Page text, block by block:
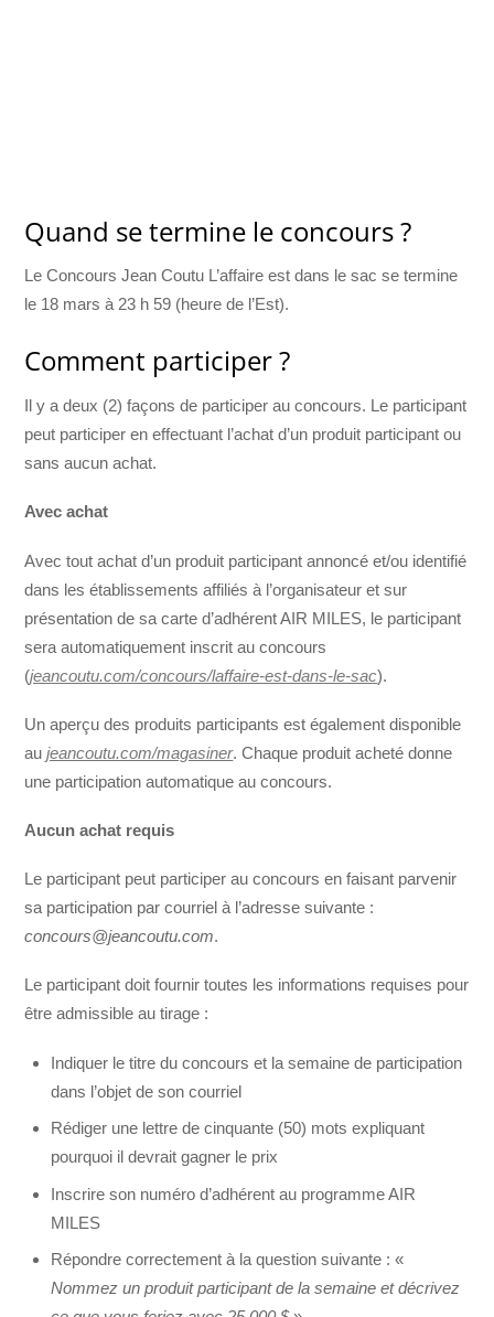
Quand se termine le concours ?
Le Concours Jean Coutu L’affaire est dans le sac se termine
le 18 mars à 23 h 59 (heure de l’Est).
Comment participer ?
Il y a deux (2) façons de participer au concours. Le participant
peut participer en effectuant l’achat d’un produit participant ou
sans aucun achat.
Avec achat
Avec tout achat d’un produit participant annoncé et/ou identifié
dans les établissements affiliés à l’organisateur et sur
présentation de sa carte d’adhérent AIR MILES, le participant
sera automatiquement inscrit au concours
(jeancoutu.com/concours/laffaire-est-dans-le-sac).
Un aperçu des produits participants est également disponible
aujeancoutu.com/magasiner. Chaque produit acheté donne
une participation automatique au concours.
Aucun achat requis
Le participant peut participer au concours en faisant parvenir
sa participation par courriel à l’adresse suivante :
concours@jeancoutu.com.
Le participant doit fournir toutes les informations requises pour
être admissible au tirage :
Indiquer le titre du concours et la semaine de participation
dans l’objet de son courriel
Rédiger une lettre de cinquante (50) mots expliquant
pourquoi il devrait gagner le prix
Inscrire son numéro d’adhérent au programme AIR
MILES
Répondre correctement à la question suivante : «
Nommez un produit participant de la semaine et décrivez